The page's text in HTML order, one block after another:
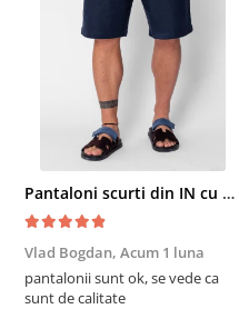
Pantaloni scurti din IN cu nasture si snur Navy
Vlad Bogdan, Acum 1 luna
pantalonii sunt ok, se vede ca
sunt de calitate